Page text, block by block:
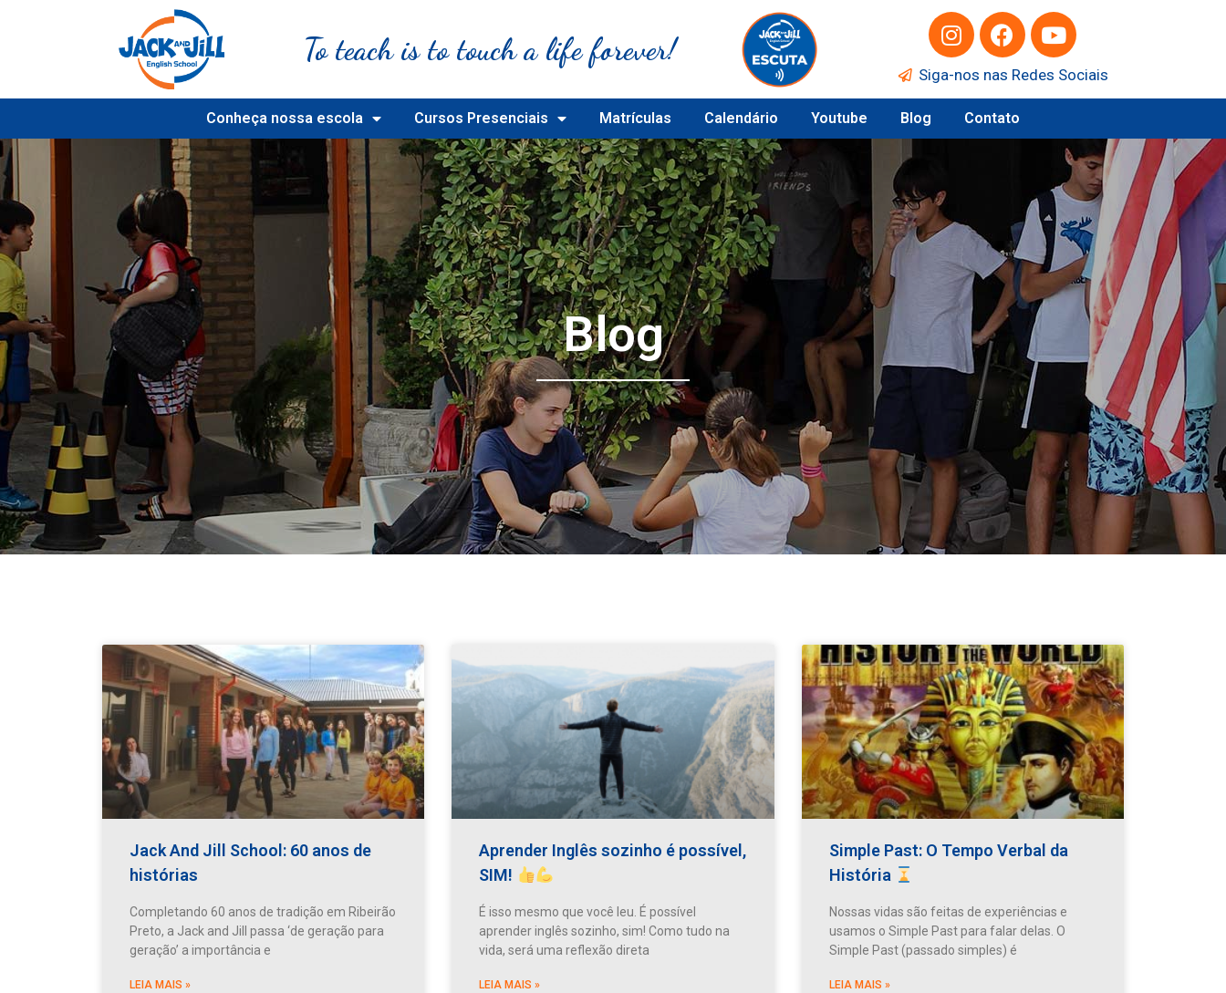
To teach is to touch a life forever!
Siga-nos nas Redes Sociais
Conheça nossa escola Cursos Presenciais Matrículas Calendário Youtube Blog Contato
Blog
Jack And Jill School: 60 anos de
histórias
Completando 60 anos de tradição em Ribeirão
Preto, a Jack and Jill passa ‘de geração para
geração’ a importância e
LEIA MAIS »
Aprender Inglês sozinho é possível,
SIM!
É isso mesmo que você leu. É possível
aprender inglês sozinho, sim! Como tudo na
vida, será uma reflexão direta
LEIA MAIS »
Simple Past: O Tempo Verbal da
História
Nossas vidas são feitas de experiências e
usamos o Simple Past para falar delas. O
Simple Past (passado simples) é
LEIA MAIS »